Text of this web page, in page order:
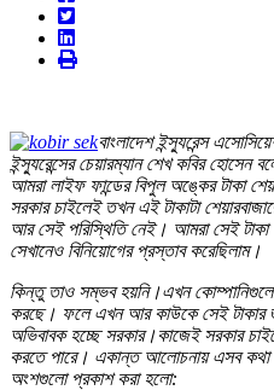
বাংলাদেশ ইন্স্যুরেন্স
ইন্স্যুরেন্সের চেয়ারম্যান শেখ কবির
আমরা লাইফ ফান্ডের বিপুল অঙ্কের টাকা
সরকার চাইলেই তখন এই টাকাটা
আর সেই পরিস্থিতি নেই। আমরা সেই টাকা
সেখানেও বিনিয়োগের প্রস্তাব করেছিলাম।
কিন্তু তাও সম্ভব হয়নি।এখন
করছে। ফলে এখন আর কাউকে সেই টাকার
অভিবাবক হচ্ছে সরকার।কাজেই সরকার
করতে পারে। একান্ত আলোচনায় এসব কথা
অংশগুলো প্রকাশ করা হলো: